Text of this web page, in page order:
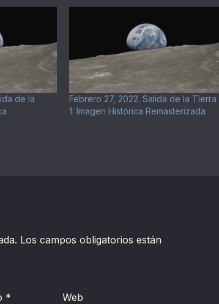
de la
Febrero 27, 2022. Salida de la Tierra
1: Imagen Histórica Remasterizada
Los campos obligatorios están
* Web